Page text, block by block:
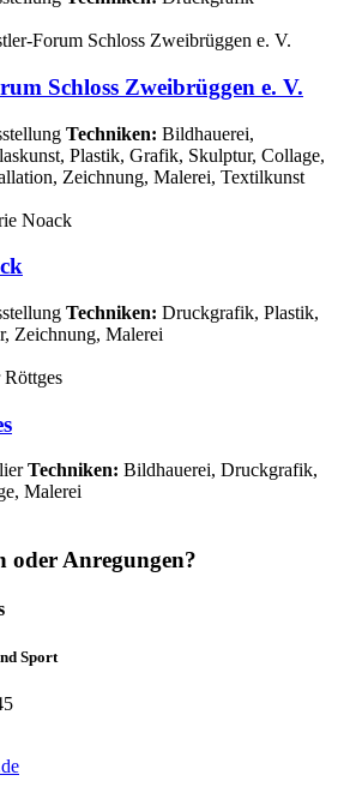
Schloss Zweibrüggen e. V.
Techniken: Bildhauerei,
Plastik, Grafik, Skulptur, Collage,
Zeichnung, Malerei, Textilkunst
Techniken: Druckgrafik, Plastik,
Zeichnung, Malerei
Techniken: Bildhauerei, Druckgrafik,
Malerei
oder Anregungen?
Sport